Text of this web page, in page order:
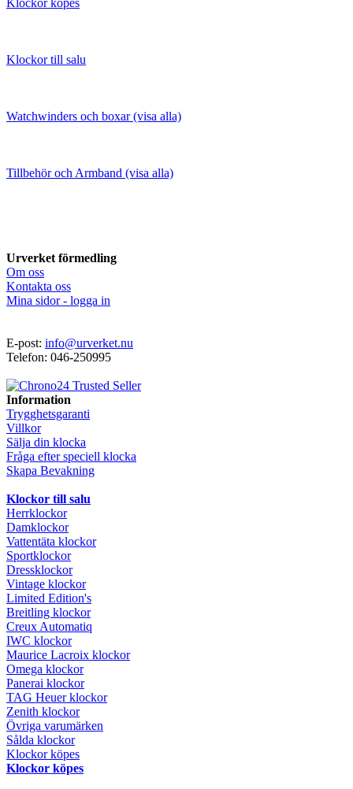
Klockor köpes
Klockor till salu
Watchwinders och boxar (visa alla)
Tillbehör och Armband (visa alla)
Urverket förmedling
Om oss
Kontakta oss
Mina sidor - logga in
E-post: info@urverket.nu
Telefon: 046-250995
Information
Trygghetsgaranti
Villkor
Sälja din klocka
Fråga efter speciell klocka
Skapa Bevakning
Klockor till salu
Herrklockor
Damklockor
Vattentäta klockor
Sportklockor
Dressklockor
Vintage klockor
Limited Edition's
Breitling klockor
Creux Automatiq
IWC klockor
Maurice Lacroix klockor
Omega klockor
Panerai klockor
TAG Heuer klockor
Zenith klockor
Övriga varumärken
Sålda klockor
Klockor köpes
Klockor köpes